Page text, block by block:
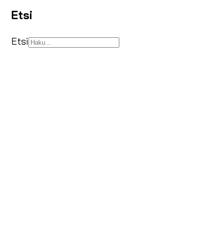
Etsi
Etsi